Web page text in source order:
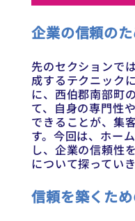
企業の信頼の
先のセクションで
成するテクニック
に、西伯郡南部町
て、自身の専門性
できることが、集
す。今回は、ホー
し、企業の信頼性
について探っていき
信頼を築くた